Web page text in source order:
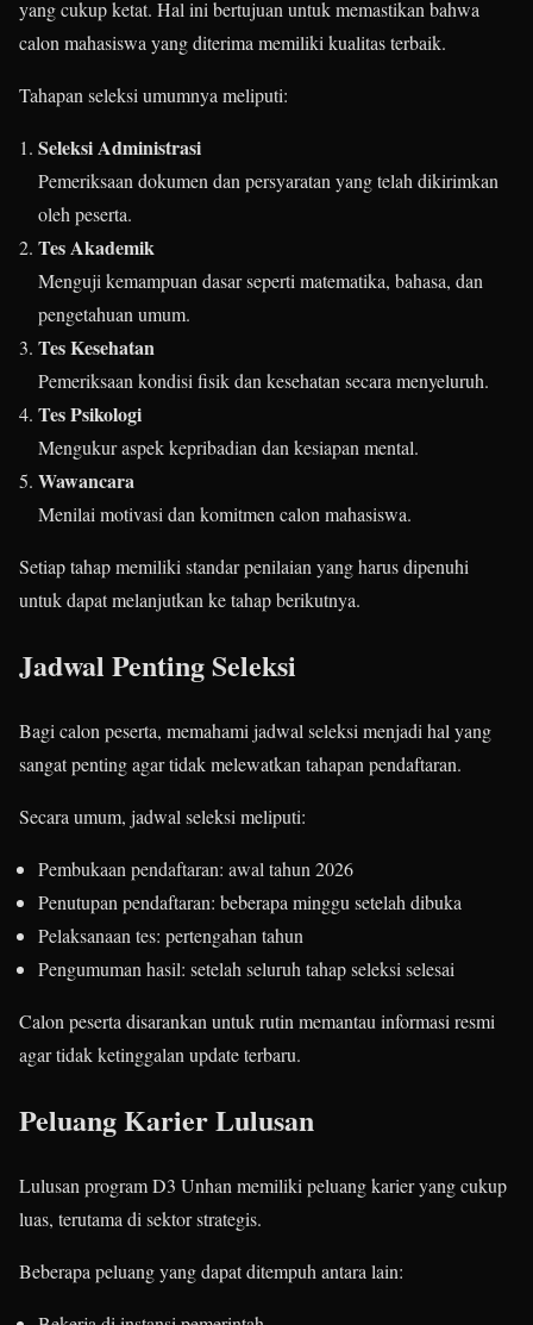
yang cukup ketat. Hal ini bertujuan untuk memastikan bahwa
calon mahasiswa yang diterima memiliki kualitas terbaik.
Tahapan seleksi umumnya meliputi:
Seleksi Administrasi
Pemeriksaan dokumen dan persyaratan yang telah dikirimkan
oleh peserta.
Tes Akademik
Menguji kemampuan dasar seperti matematika, bahasa, dan
pengetahuan umum.
Tes Kesehatan
Pemeriksaan kondisi fisik dan kesehatan secara menyeluruh.
Tes Psikologi
Mengukur aspek kepribadian dan kesiapan mental.
Wawancara
Menilai motivasi dan komitmen calon mahasiswa.
Setiap tahap memiliki standar penilaian yang harus dipenuhi
untuk dapat melanjutkan ke tahap berikutnya.
Jadwal Penting Seleksi
Bagi calon peserta, memahami jadwal seleksi menjadi hal yang
sangat penting agar tidak melewatkan tahapan pendaftaran.
Secara umum, jadwal seleksi meliputi:
Pembukaan pendaftaran: awal tahun 2026
Penutupan pendaftaran: beberapa minggu setelah dibuka
Pelaksanaan tes: pertengahan tahun
Pengumuman hasil: setelah seluruh tahap seleksi selesai
Calon peserta disarankan untuk rutin memantau informasi resmi
agar tidak ketinggalan update terbaru.
Peluang Karier Lulusan
Lulusan program D3 Unhan memiliki peluang karier yang cukup
luas, terutama di sektor strategis.
Beberapa peluang yang dapat ditempuh antara lain: